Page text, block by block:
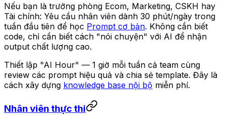
Nếu bạn là trưởng phòng Ecom, Marketing, CSKH hay
Tài chính: Yêu cầu nhân viên dành 30 phút/ngày trong
tuần đầu tiên để học Prompt cơ bản. Không cần biết
code, chỉ cần biết cách "nói chuyện" với AI để nhận
output chất lượng cao.
Thiết lập "AI Hour" — 1 giờ mỗi tuần cả team cùng
review các prompt hiệu quả và chia sẻ template. Đây là
cách xây dựng knowledge base nội bộ miễn phí.
Nhân viên thực thi